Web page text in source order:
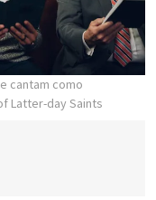
cantam como
Latter-day Saints